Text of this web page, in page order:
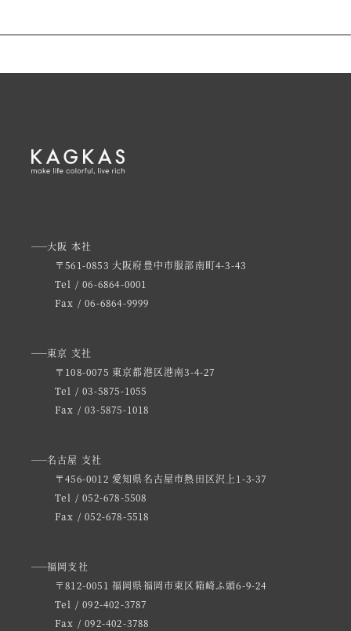
大阪 本社
〒561-0853 大阪府豊中市服部南町4-3-43
Tel / 06-6864-0001
Fax / 06-6864-9999
東京 支社
〒108-0075 東京都港区港南3-4-27
Tel / 03-5875-1055
Fax / 03-5875-1018
名古屋 支社
〒456-0012 愛知県名古屋市熱田区沢上1-3-37
Tel / 052-678-5508
Fax / 052-678-5518
福岡支社
〒812-0051 福岡県福岡市東区箱崎ふ頭6-9-24
Tel / 092-402-3787
Fax / 092-402-3788